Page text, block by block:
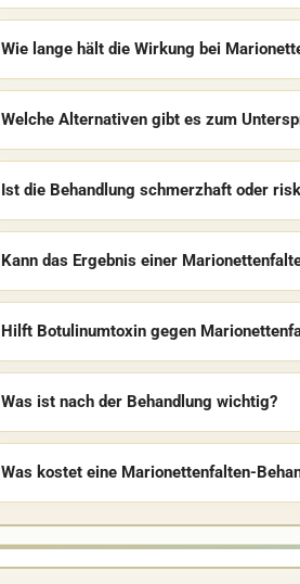
Wie lange hält die Wirkung bei
Welche Alternativen gibt es zum
Ist die Behandlung schmerzhaft oder
Kann das Ergebnis einer
Hilft Botulinumtoxin gegen
Was ist nach der Behandlung wichtig?
Was kostet eine Marionettenfalten-